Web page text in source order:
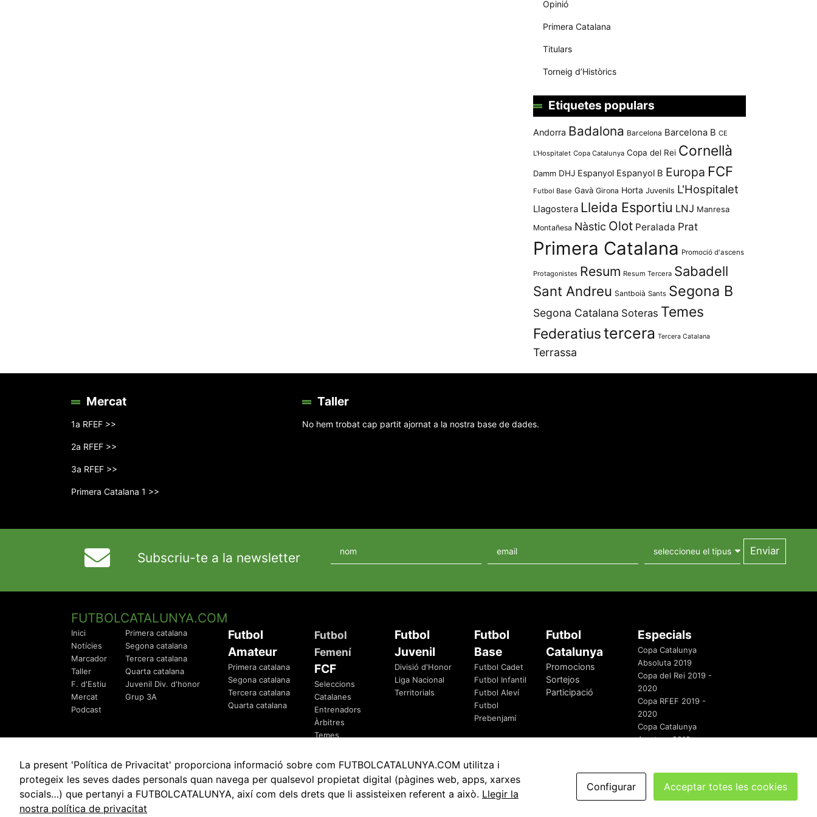
Opinió
Primera Catalana
Titulars
Torneig d’Històrics
Etiquetes populars
Andorra Badalona Barcelona Barcelona B CE
L'Hospitalet Copa Catalunya Copa del Rei Cornellà
Damm DHJ Espanyol Espanyol B Europa FCF
Futbol Base Gavà Girona Horta Juvenils L'Hospitalet
Llagostera Lleida Esportiu LNJ Manresa
Montañesa Nàstic Olot Peralada Prat
Primera Catalana Promoció d'ascens
Protagonistes Resum Resum Tercera Sabadell
Sant Andreu Santboià Sants Segona B
Segona Catalana Soteras Temes
Federatiustercera Tercera Catalana
Terrassa
Mercat
1a RFEF >>
2a RFEF >>
3a RFEF >>
Primera Catalana 1 >>
Taller
No hem trobat cap partit ajornat a la nostra base de dades.
Subscriu-te a la newsletter
FUTBOLCATALUNYA.COM
Inici
Notícies
Marcador
Taller
F. d'Estiu
Mercat
Podcast
Primera catalana
Segona catalana
Tercera catalana
Quarta catalana
Juvenil Div. d'honor
Grup 3A
Futbol
Amateur
Primera catalana
Segona catalana
Tercera catalana
Quarta catalana
Futbol
Femení
FCF
Seleccions
Catalanes
Entrenadors
Àrbitres
Temes
Futbol
Juvenil
Divisió d'Honor
Liga Nacional
Territorials
Futbol
Base
Futbol Cadet
Futbol Infantil
Futbol Aleví
Futbol
Prebenjamí
Futbol
Catalunya
Promocions
Sortejos
Participació
Especials
Copa Catalunya
Absoluta 2019
Copa del Rei 2019 -
2020
Copa RFEF 2019 -
2020
Copa Catalunya
Amateur 2019
© 2010 - 2026 FutbolCatalunya.com Avis Legal Política de Privacitat Política de Cookies redaccio@futbolcatalunya.com
La present 'Política de Privacitat' proporciona informació sobre com FUTBOLCATALUNYA.COM utilitza i
protegeix les seves dades personals quan navega per qualsevol propietat digital (pàgines web, apps, xarxes
socials…) que pertanyi a FUTBOLCATALUNYA, així com dels drets que li assisteixen referent a això. Llegir la
nostra política de privacitat
Configurar Acceptar totes les cookies